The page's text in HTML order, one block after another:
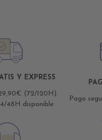
Y EXPRESS
(72/120H).
48H disponible
Pago